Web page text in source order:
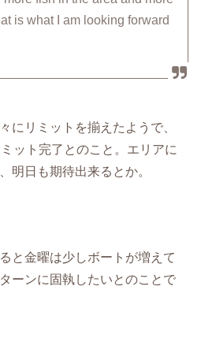
is what I am looking forward
にリミットを揃えたようで、
ット完了とのこと。エリアに
明日も期待出来るとか。
と金曜は少しボートが増えて
ーンに固執したいとのことで